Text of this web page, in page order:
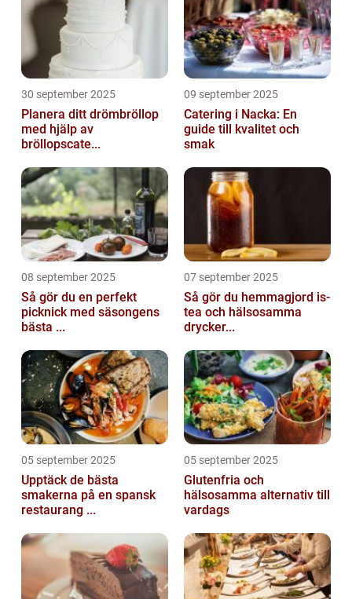
30 september 2025
Planera ditt drömbröllop
med hjälp av
bröllopscate...
09 september 2025
Catering i Nacka: En
guide till kvalitet och
smak
08 september 2025
Så gör du en perfekt
picknick med säsongens
bästa ...
07 september 2025
Så gör du hemmagjord is-
tea och hälsosamma
drycker...
05 september 2025
Upptäck de bästa
smakerna på en spansk
restaurang ...
05 september 2025
Glutenfria och
hälsosamma alternativ till
vardags